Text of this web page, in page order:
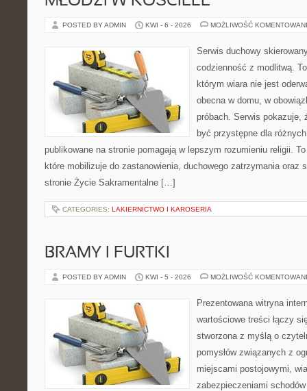
POSTED BY ADMIN KWI - 6 - 2026 MOŻLIWOŚĆ
Serwis duchowy
codzienność z modlitwą.
którym wiara nie jest
obecna w domu, w
próbach. Serwis pokazuje,
być przystępne dla
publikowane na stronie pomagają w lepszym rozumieniu religii.
które mobilizuje do zastanowienia, duchowego zatrzymania oraz
stronie Życie Sakramentalne […]
CATEGORIES: LAKIERNICTWO I KAROSERIA
BRAMY I FURTKI
POSTED BY ADMIN KWI - 5 - 2026 MOŻLIWOŚĆ
Prezentowana witryna
wartościowe treści łączy
stworzona z myślą o
pomysłów związanych z
miejscami postojowymi,
zabezpieczeniami